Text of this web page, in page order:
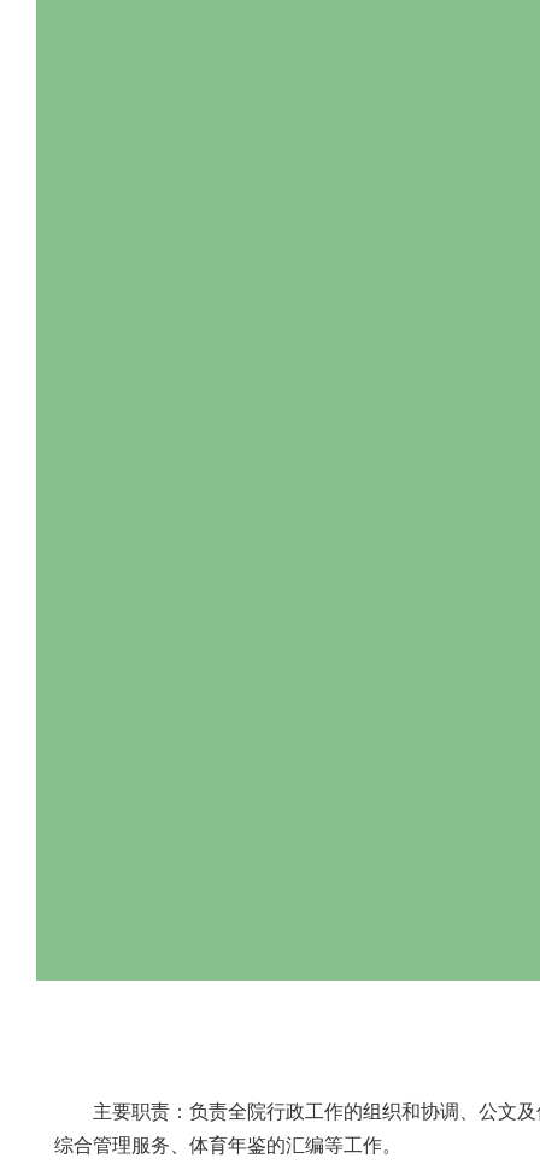
主要职责：负责全院行政工作的组织和协调、公文
综合管理服务、体育年鉴的汇编等工作。